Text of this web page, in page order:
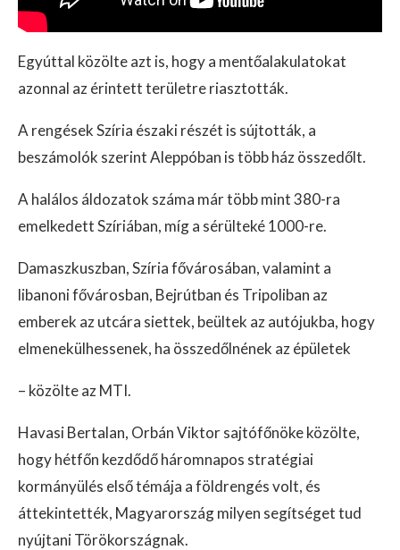
Egyúttal közölte azt is, hogy a mentőalakulatokat
azonnal az érintett területre riasztották.
A rengések Szíria északi részét is sújtották, a
beszámolók szerint Aleppóban is több ház összedőlt.
A halálos áldozatok száma már több mint 380-ra
emelkedett Szíriában, míg a sérülteké 1000-re.
Damaszkuszban, Szíria fővárosában, valamint a
libanoni fővárosban, Bejrútban és Tripoliban az
emberek az utcára siettek, beültek az autójukba, hogy
elmenekülhessenek, ha összedőlnének az épületek
– közölte az MTI.
Havasi Bertalan, Orbán Viktor sajtófőnöke közölte,
hogy hétfőn kezdődő háromnapos stratégiai
kormányülés első témája a földrengés volt, és
áttekintették, Magyarország milyen segítséget tud
nyújtani Törökországnak.